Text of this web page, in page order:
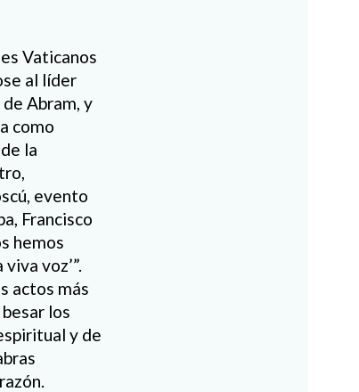
Vaticanos
al líder
Abram, y
como
la
evento
Francisco
hemos
voz’”.
actos más
los
y de